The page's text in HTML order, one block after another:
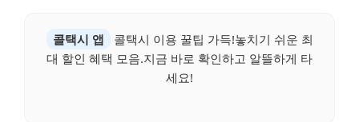
콜택시 앱
콜택시 이용 꿀팁 가득!놓치기 쉬운 최
대 할인 혜택 모음.지금 바로 확인하고 알뜰하게 타
세요!